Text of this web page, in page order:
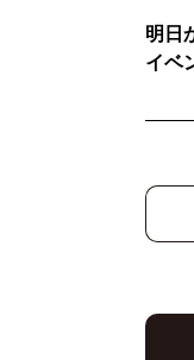
明日
イベ